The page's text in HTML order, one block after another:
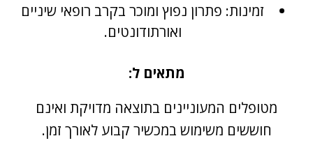
זמינות: פתרון נפוץ ומוכר בקרב רופאי שיניים
ואורתודונטים.
מתאים ל:
מטופלים המעוניינים בתוצאה מדויקת ואינם
חוששים משימוש במכשיר קבוע לאורך זמן.